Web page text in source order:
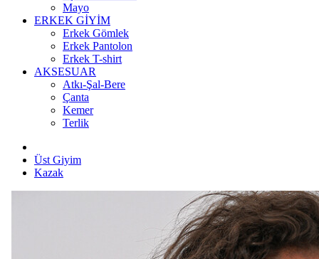
Mayo
ERKEK GİYİM
Erkek Gömlek
Erkek Pantolon
Erkek T-shirt
AKSESUAR
Atkı-Şal-Bere
Çanta
Kemer
Terlik
Üst Giyim
Kazak